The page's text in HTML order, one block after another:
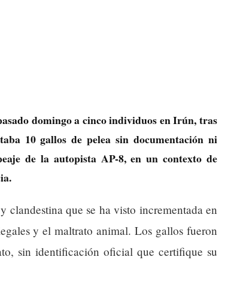
domingo a cinco individuos en Irún, tras
10 gallos de pelea sin documentación ni
de la autopista AP-8, en un contexto de
clandestina que se ha visto incrementada en
y el maltrato animal. Los gallos fueron
sin identificación oficial que certifique su